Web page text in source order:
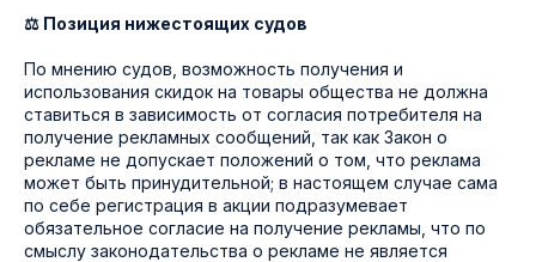
⚖️ Позиция нижестоящих судов
По мнению судов, возможность получения и
использования скидок на товары общества не должна
ставиться в зависимость от согласия потребителя на
получение рекламных сообщений, так как Закон о
рекламе не допускает положений о том, что реклама
может быть принудительной; в настоящем случае сама
по себе регистрация в акции подразумевает
обязательное согласие на получение рекламы, что по
смыслу законодательства о рекламе не является